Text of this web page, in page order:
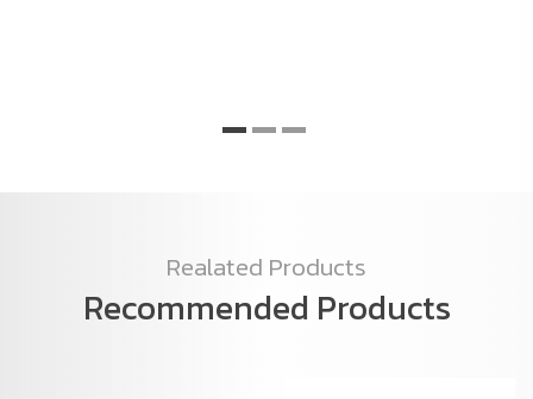
Realated Products
Recommended Products